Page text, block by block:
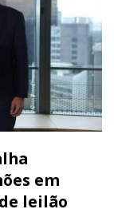
em
leilão